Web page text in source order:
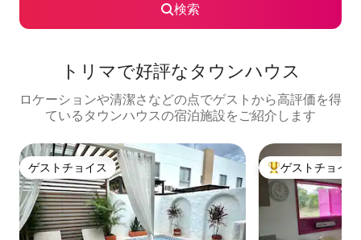
検索
トリマで好評なタウンハウス
ロケーションや清潔さなどの点でゲストから高評価を得
ているタウンハウスの宿泊施設をご紹介します
ゲストチョイス
ゲストチョイス 大好評のゲスト
ゲストチョイス